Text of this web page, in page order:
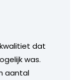
dat
was.
aantal